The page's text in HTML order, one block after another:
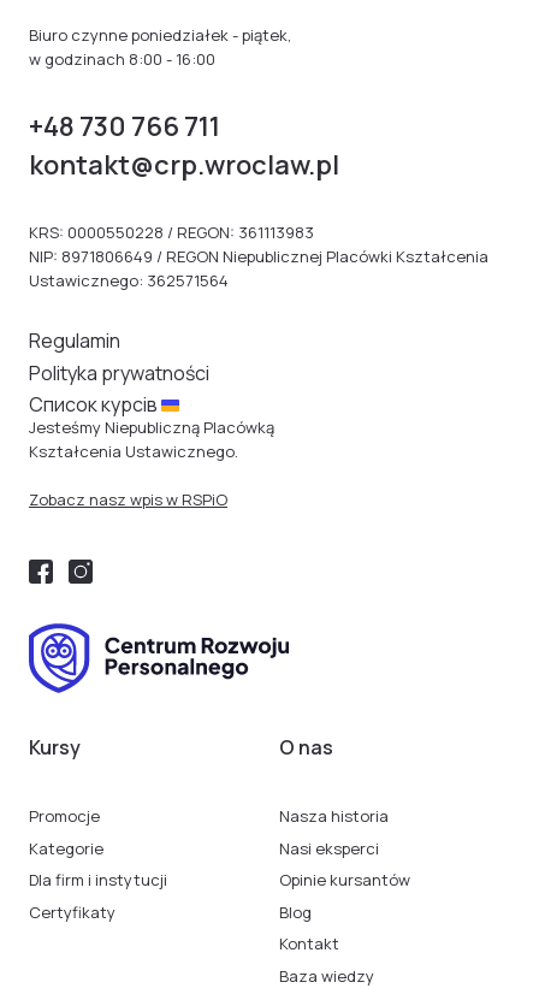
Regulamin
Polityka prywatności
Cписок курсів
Jesteśmy Niepubliczną Placówką
Kształcenia Ustawicznego.
Zobacz nasz wpis w RSPiO
Kursy
Promocje
Kategorie
Dla firm i instytucji
Certyfikaty
O nas
Nasza historia
Nasi eksperci
Opinie kursantów
Blog
Kontakt
Baza wiedzy
Biuro czynne poniedziałek - piątek,
w godzinach 8:00 - 16:00
+48 730 766 711
kontakt@crp.wroclaw.pl
KRS: 0000550228 / REGON: 361113983
NIP: 8971806649 / REGON Niepublicznej Placówki Kształcenia
Ustawicznego: 362571564